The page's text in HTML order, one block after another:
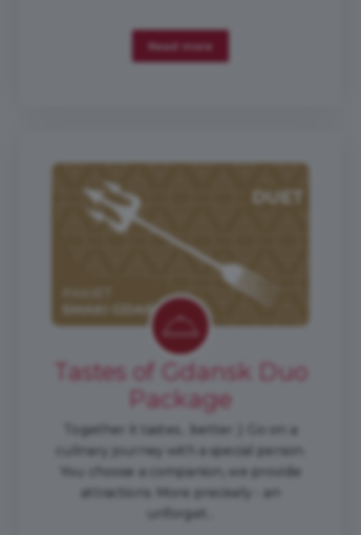
Read more
Tastes of Gdansk Duo
Package
Together it tastes... better ;) Go on a
culinary journey with a special person.
You choose a companion, we provide
attractions. More precisely - an
unforget...